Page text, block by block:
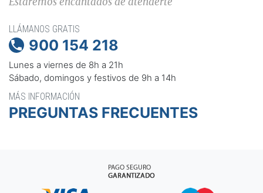
LLÁMANOS GRATIS
 900 154 218
Lunes a viernes de 8h a 21h
Sábado, domingos y festivos de 9h a 14h
MÁS INFORMACIÓN
PREGUNTAS FRECUENTES